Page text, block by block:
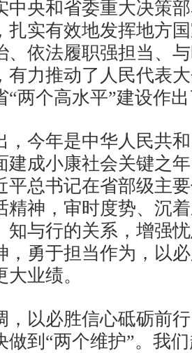
中央和省委重大决策
扎实有效地发挥地方
、依法履职强担当、
有力推动了人民代表
“两个高水平”建设作
今年是中华人民共和
建成小康社会关键之
平总书记在省部级主
精神，审时度势、沉
知与行的关系，增强
，勇于担当作为，以
业绩。
以必胜信心砥砺前行
做到“两个维护”。我